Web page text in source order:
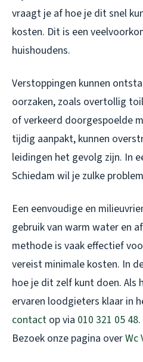
vraagt je af hoe je dit snel
kosten. Dit is een
huishoudens.
Verstoppingen kunnen
oorzaken, zoals overtollig
of verkeerd doorgespoelde
tijdig aanpakt, kunnen
leidingen het gevolg zijn. In
Schiedam wil je zulke
Een eenvoudige en
gebruik van warm water en
methode is vaak effectief
vereist minimale kosten. In
hoe je dit zelf kunt doen.
ervaren loodgieters klaar in
contact op via 010 321 05 48
Bezoek onze pagina overWc